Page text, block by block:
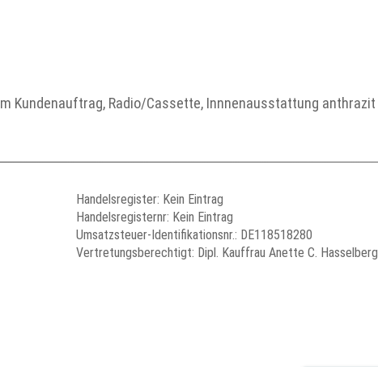
Kundenauftrag, Radio/Cassette, Innnenausstattung anthrazit
Handelsregister: Kein Eintrag
Handelsregisternr: Kein Eintrag
Umsatzsteuer-Identifikationsnr.: DE118518280
Vertretungsberechtigt: Dipl. Kauffrau Anette C. Hasselberg